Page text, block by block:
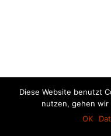
Diese Website benutzt
nutzen, gehen wir
OK